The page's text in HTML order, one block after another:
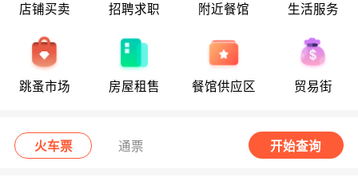
店铺买卖 招聘求职 附近餐馆 生活服务
跳蚤市场 房屋租售 餐馆供应区 贸易街
火车票 通票 开始查询